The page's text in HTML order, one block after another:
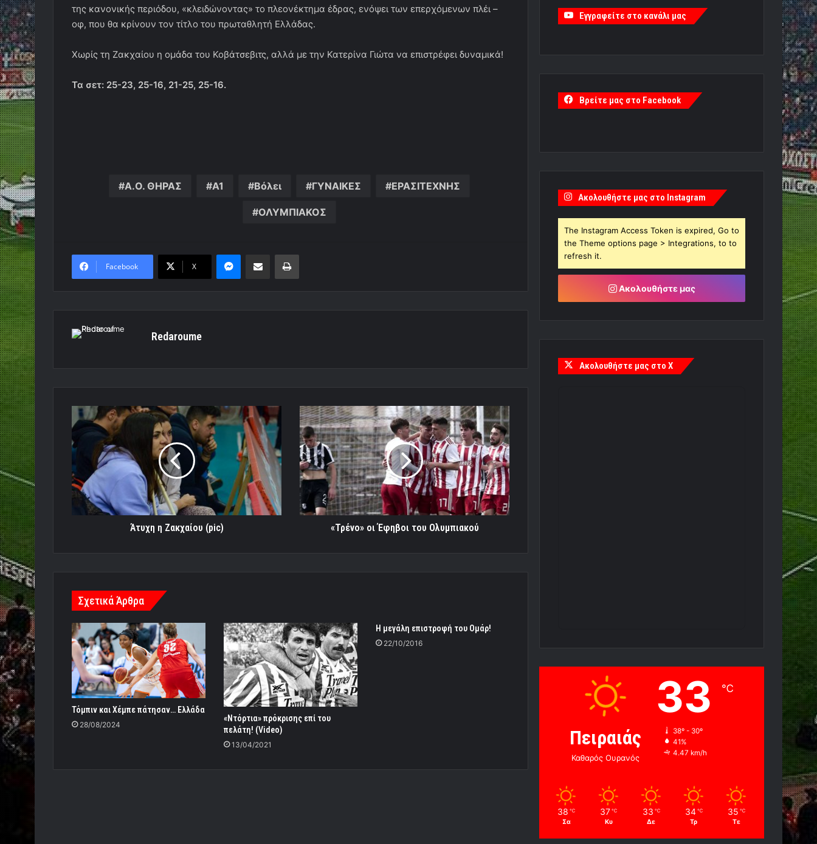
της κανονικής περιόδου, «κλειδώνοντας» το πλεονέκτημα έδρας, ενόψει των επερχόμενων πλέι –
οφ, που θα κρίνουν τον τίτλο του πρωταθλητή Ελλάδας.
Χωρίς τη Ζακχαίου η ομάδα του Κοβάτσεβιτς, αλλά με την Κατερίνα Γιώτα να επιστρέφει δυναμικά!
Τα σετ: 25-23, 25-16, 21-25, 25-16.
Α.Ο. ΘΗΡΑΣ Α1 Βόλει ΓΥΝΑΙΚΕΣ ΕΡΑΣΙΤΕΧΝΗΣ
ΟΛΥΜΠΙΑΚΟΣ
Facebook X
MessengerΚοινοποίηση μέσω ηλεκτρονικού ταχυδρομείουΕκτύπωση
Redaroume
Άτυχη
η
Ζακχαίου
(pic)
Άτυχη η Ζακχαίου (pic)
«Τρένο»
οι
Έφηβοι
του
Ολυμπιακού
«Τρένο» οι Έφηβοι του Ολυμπιακού
Σχετικά Άρθρα
Τόμπιν και Χέμπε πάτησαν… Ελλάδα
28/08/2024
«Ντόρτια» πρόκρισης επί του
πελάτη! (Video)
13/04/2021
Η μεγάλη επιστροφή του Ομάρ!
22/10/2016
Εγγραφείτε στο κανάλι μας
Βρείτε μας στο Facebook
Ακολουθήστε μας στο Instagram
The Instagram Access Token is expired, Go to
the Theme options page > Integrations, to to
refresh it.
Ακολουθήστε μας
Ακολουθήστε μας στο X
Πειραιάς
Καθαρός Ουρανός
33 ℃
38º - 30º
41%
4.47 km/h
38 ℃
Σα
37 ℃
Κυ
33 ℃
Δε
34 ℃
Τρ
35 ℃
Τε